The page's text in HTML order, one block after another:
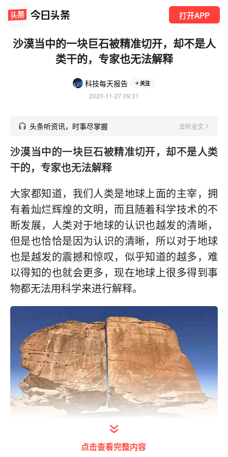
打开APP
沙漠当中的一块巨石被精准切开，却不是人
类干的，专家也无法解释
科技每天报告 关注
2020-11-27 09:31
头条听资讯，时事尽掌握 去听全文
沙漠当中的一块巨石被精准切开，却不是人类
干的，专家也无法解释
大家都知道，我们人类是地球上面的主宰，拥
有着灿烂辉煌的文明，而且随着科学技术的不
断发展，人类对于地球的认识也越发的清晰，
但是也恰恰是因为认识的清晰，所以对于地球
也是越发的震撼和惊叹，似乎知道的越多，难
以得知的也就会更多，现在地球上很多得到事
物都无法用科学来进行解释。
打开今日头条查看图片详情
点击查看完整内容